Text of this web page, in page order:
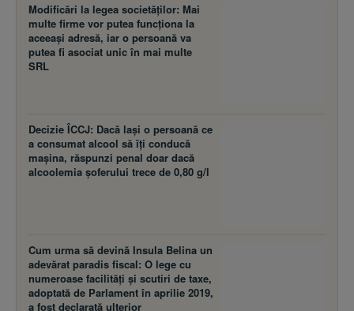
Modificări la legea societăţilor: Mai
multe firme vor putea funcţiona la
aceeaşi adresă, iar o persoană va
putea fi asociat unic în mai multe
SRL
Decizie ÎCCJ: Dacă laşi o persoană ce
a consumat alcool să îţi conducă
maşina, răspunzi penal doar dacă
alcoolemia şoferului trece de 0,80 g/l
Cum urma să devină Insula Belina un
adevărat paradis fiscal: O lege cu
numeroase facilităţi şi scutiri de taxe,
adoptată de Parlament în aprilie 2019,
a fost declarată ulterior